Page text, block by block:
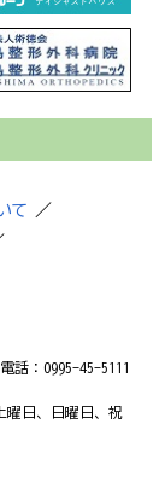
て
／
話：0995-45-5111
曜日、日曜日、祝